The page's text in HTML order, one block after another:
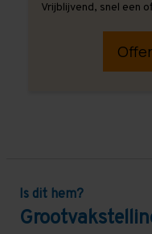
Vrijblijvend, snel een
Is dit hem?